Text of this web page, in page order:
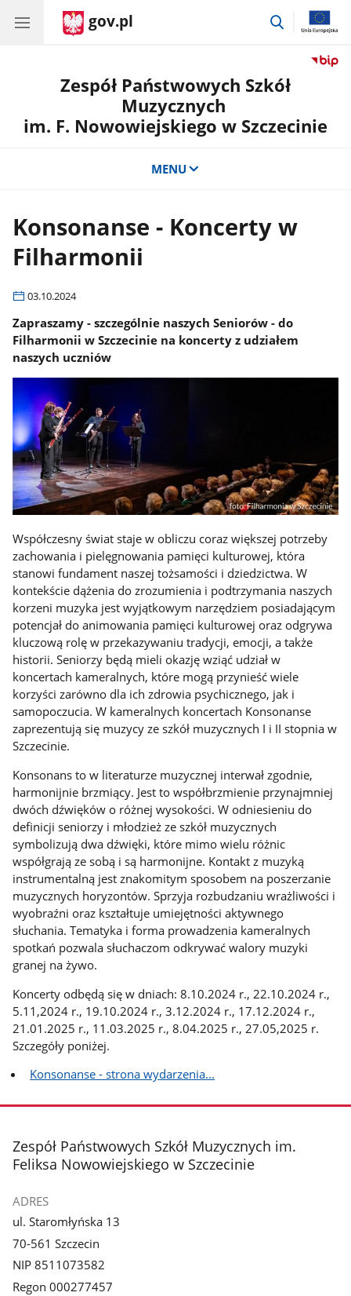
gov.pl
przejdź
Zespół Państwowych Szkół
Muzycznych
im. F. Nowowiejskiego w Szczecinie
MENU
Konsonanse - Koncerty w
Filharmonii
03.10.2024
Zapraszamy - szczególnie naszych Seniorów - do
Filharmonii w Szczecinie na koncerty z udziałem
naszych uczniów
Współczesny świat staje w obliczu coraz większej potrzeby
zachowania i pielęgnowania pamięci kulturowej, która
stanowi fundament naszej tożsamości i dziedzictwa. W
kontekście dążenia do zrozumienia i podtrzymania naszych
korzeni muzyka jest wyjątkowym narzędziem posiadającym
potencjał do animowania pamięci kulturowej oraz odgrywa
kluczową rolę w przekazywaniu tradycji, emocji, a także
historii. Seniorzy będą mieli okazję wziąć udział w
koncertach kameralnych, które mogą przynieść wiele
korzyści zarówno dla ich zdrowia psychicznego, jak i
samopoczucia. W kameralnych koncertach Konsonanse
zaprezentują się muzycy ze szkół muzycznych I i II stopnia w
Szczecinie.
Konsonans to w literaturze muzycznej interwał zgodnie,
harmonijnie brzmiący. Jest to współbrzmienie przynajmniej
dwóch dźwięków o różnej wysokości. W odniesieniu do
definicji seniorzy i młodzież ze szkół muzycznych
symbolizują dwa dźwięki, które mimo wielu różnic
współgrają ze sobą i są harmonijne. Kontakt z muzyką
instrumentalną jest znakomitym sposobem na poszerzanie
muzycznych horyzontów. Sprzyja rozbudzaniu wrażliwości i
wyobraźni oraz kształtuje umiejętności aktywnego
słuchania. Tematyka i forma prowadzenia kameralnych
spotkań pozwala słuchaczom odkrywać walory muzyki
granej na żywo.
Koncerty odbędą się w dniach: 8.10.2024 r., 22.10.2024 r.,
5.11,2024 r., 19.10.2024 r., 3.12.2024 r., 17.12.2024 r.,
21.01.2025 r., 11.03.2025 r., 8.04.2025 r., 27.05,2025 r.
Szczegóły poniżej.
Konsonanse - strona wydarzenia...
stopka
Zespół Państwowych Szkół Muzycznych im.
Feliksa Nowowiejskiego w Szczecinie
ADRES
ul. Staromłyńska 13
70-561 Szczecin
NIP 8511073582
Regon 000277457